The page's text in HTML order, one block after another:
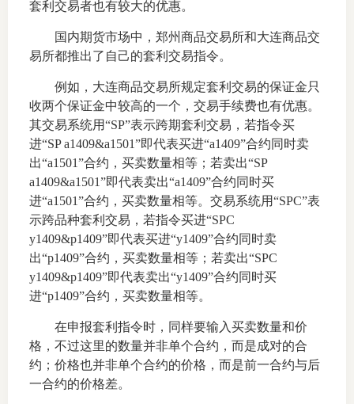
维权须
热线问
套利交易者也有较大的优惠。
国内期货市场中，郑州商品交易所和大连商品交
易所都推出了自己的套利交易指令。
例如，大连商品交易所规定套利交易的保证金只
收两个保证金中较高的一个，交易手续费也有优惠。
其交易系统用“SP”表示跨期套利交易，若指令买
进“SP a1409&a1501”即代表买进“a1409”合约同时卖
出“a1501”合约，买卖数量相等；若卖出“SP
a1409&a1501”即代表卖出“a1409”合约同时买
进“a1501”合约，买卖数量相等。交易系统用“SPC”表
示跨品种套利交易，若指令买进“SPC
y1409&p1409”即代表买进“y1409”合约同时卖
出“p1409”合约，买卖数量相等；若卖出“SPC
y1409&p1409”即代表卖出“y1409”合约同时买
进“p1409”合约，买卖数量相等。
在申报套利指令时，同样要输入买卖数量和价
格，不过这里的数量并非单个合约，而是成对的合
约；价格也并非单个合约的价格，而是前一合约与后
一合约的价格差。